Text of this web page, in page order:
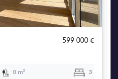
599 000 €
0 m² 3